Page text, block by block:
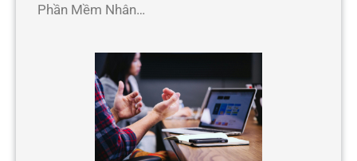
Phần Mềm Nhân…